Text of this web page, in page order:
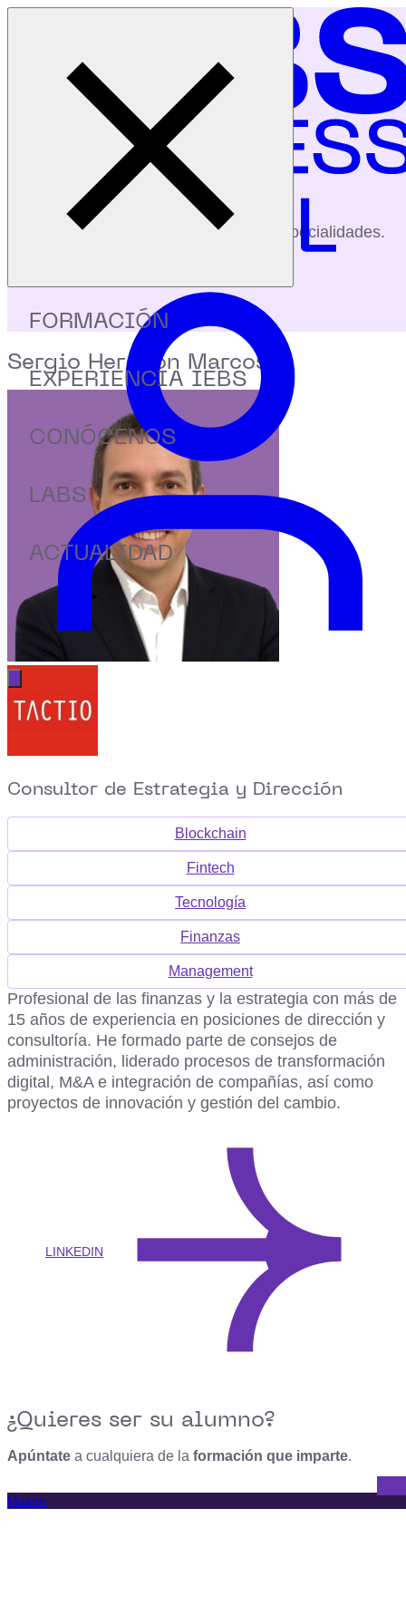
FORMACIÓN
EXPERIENCIA IEBS
CONÓCENOS
LABS
ACTUALIDAD
Inicio
Profesores
Sergio Herrejon Marcos
profesores
Conoce a nuestros profesores y sus especialidades.
Sergio Herrejon Marcos
Consultor de Estrategia y Dirección
Blockchain
Fintech
Tecnología
Finanzas
Management
Profesional de las finanzas y la estrategia con más de
15 años de experiencia en posiciones de dirección y
consultoría. He formado parte de consejos de
administración, liderado procesos de transformación
digital, M&A e integración de compañías, así como
proyectos de innovación y gestión del cambio.
LINKEDIN
¿Quieres ser su alumno?
Apúntate a cualquiera de la formación que imparte.
Máster